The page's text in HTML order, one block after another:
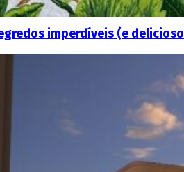
imperdíveis (e